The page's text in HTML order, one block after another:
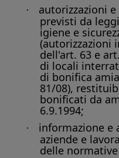
·
autorizzazioni
previsti da
igiene e
(autorizzazioni
dell'art. 63 e
di locali
di bonifica
81/08),
bonificati da
6.9.1994;
·
informazione e
aziende e
delle